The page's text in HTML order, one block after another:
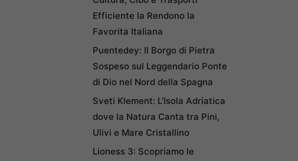
Efficiente la Rendono la
Favorita Italiana
Puentedey: Il Borgo di Pietra
Sospeso sul Leggendario Ponte
di Dio nel Nord della Spagna
Sveti Klement: L’Isola Adriatica
dove la Natura Canta tra Pini,
Ulivi e Mare Cristallino
Lioness 3: Scopriamo le